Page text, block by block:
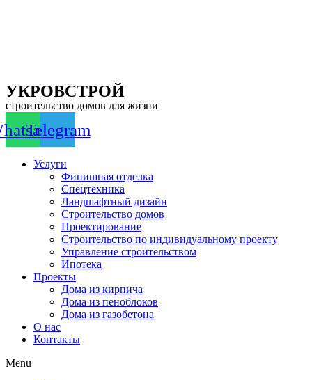
УКРОВСТРОЙ
строительство домов для жизни
Telegram
Услуги
Финишная отделка
Спецтехника
Ландшафтный дизайн
Строительство домов
Проектирование
Строительство по индивидуальному проекту
Управление строительством
Ипотека
Проекты
Дома из кирпича
Дома из пеноблоков
Дома из газобетона
О нас
Контакты
Menu